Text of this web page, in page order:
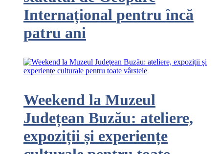
Internațional pentru încă
patru ani
Weekend la Muzeul
Județean Buzău: ateliere,
expoziții și experiențe